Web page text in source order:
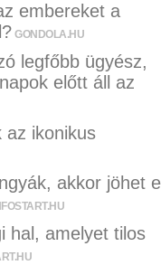
embereket a
GONDOLA.HU
legfőbb ügyész,
előtt áll az
az ikonikus
akkor jöhet
hal, amelyet tilos